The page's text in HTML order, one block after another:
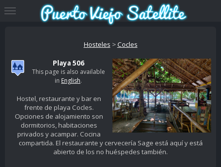
Hosteles >Cocles
Playa 506
This page is also available
in English.
Hostel, restaurante y bar en
frente de playa Cocles.
Opciones de alojamiento son
dormitorios, habitaciones
privados y acampar. Cocina
compartida. El restaurante y cervecería Sage está aquí y está
abierto de los no huéspedes también.